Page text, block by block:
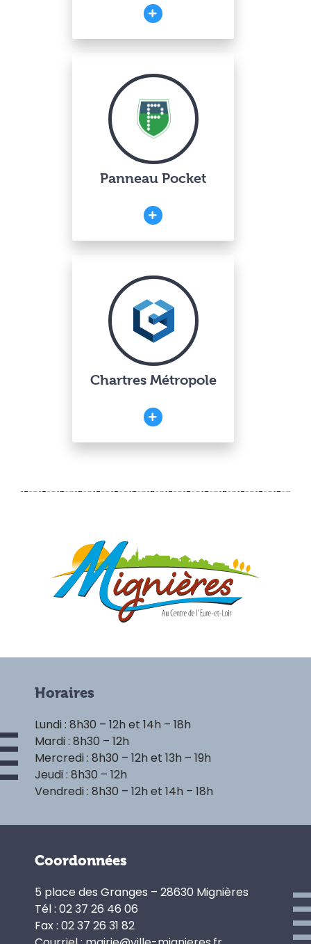
Panneau Pocket
Chartres Métropole
Horaires
Lundi : 8h30 – 12h et 14h – 18h
Mardi : 8h30 – 12h
Mercredi : 8h30 – 12h et 13h – 19h
Jeudi : 8h30 – 12h
Vendredi : 8h30 – 12h et 14h – 18h
Coordonnées
5 place des Granges – 28630 Mignières
Tél : 02 37 26 46 06
Fax : 02 37 26 31 82